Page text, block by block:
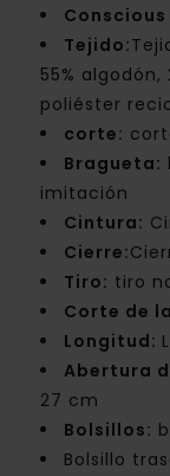
Tejido:
55%
poliéster
corte:
Bragueta:
imitación
Cintura:
Cierre:
Tiro: tiro
Corte de
Longitud:
Abertura
27 cm
Bolsillos:
Bolsillo